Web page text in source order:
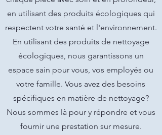
en utilisant des produits écologiques qui
respectent votre santé et l'environnement.
En utilisant des produits de nettoyage
écologiques, nous garantissons un
espace sain pour vous, vos employés ou
votre famille. Vous avez des besoins
spécifiques en matière de nettoyage?
Nous sommes là pour y répondre et vous
fournir une prestation sur mesure.